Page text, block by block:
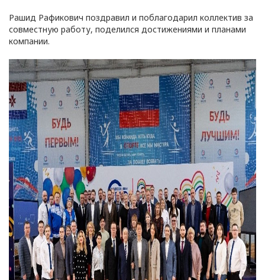
Рашид Рафикович поздравил и поблагодарил коллектив за
совместную работу, поделился достижениями и планами
компании.